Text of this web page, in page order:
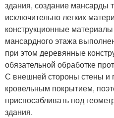
здания, создание мансарды
исключительно легких
конструкционные
мансардного этажа
при этом деревянные
обязательной обработке
С внешней стороны стены и
кровельным покрытием,
приспосабливать под
здания.